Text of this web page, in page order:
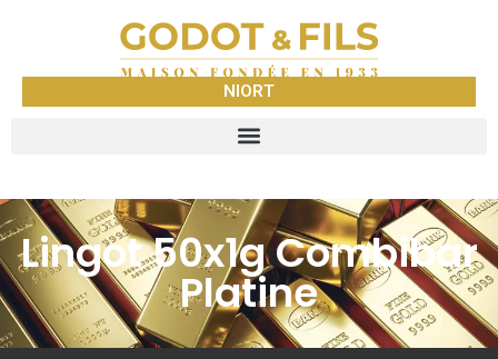
NIORT
Lingot 50x1g Combibar
Platine